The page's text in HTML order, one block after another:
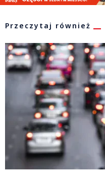
Przeczytaj również